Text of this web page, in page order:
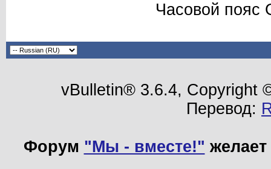
Часовой пояс
vBulletin® 3.6.4, Copyright
Перевод:
Форум "Мы - вместе!"